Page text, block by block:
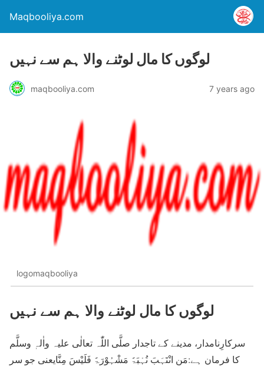
Maqbooliya.com
لوگوں کا مال لوٹنے والا ہم سے نہیں
maqbooliya.com 7 years ago
logomaqbooliya
لوگوں کا مال لوٹنے والا ہم سے نہیں
سرکارِنامدار، مدینے کے تاجدار صلَّی اللّٰہ تعالٰی علیہ واٰلہٖ وسلَّم
کا فرمان ہے:مَنِ انْتَہَبَ نُہْبَۃً مَشْہُوْرَۃً فَلَیْسَ مِنَّایعنی جو سر